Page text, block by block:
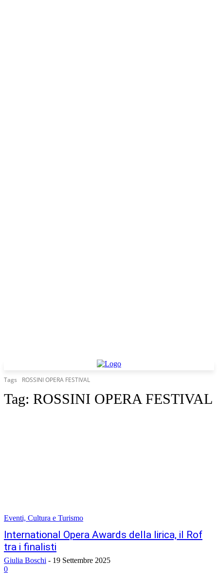
Tags ROSSINI OPERA FESTIVAL
Tag: ROSSINI OPERA FESTIVAL
Eventi, Cultura e Turismo
International Opera Awards della lirica, il Rof
tra i finalisti
Giulia Boschi - 19 Settembre 2025
0